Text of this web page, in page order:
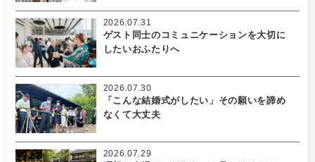
ゲスト同士のコミュニケーションを大切に
したいおふたりへ
2026.07.31
「こんな結婚式がしたい」その願いを諦め
なくて大丈夫
2026.07.30
2026.07.29